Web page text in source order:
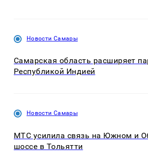
Новости Самары
Самарская область расширяет
Республикой Индией
Новости Самары
МТС усилила связь на Южном и
шоссе в Тольятти